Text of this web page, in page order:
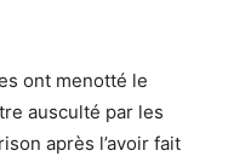
ont menotté le
ausculté par les
après l’avoir fait